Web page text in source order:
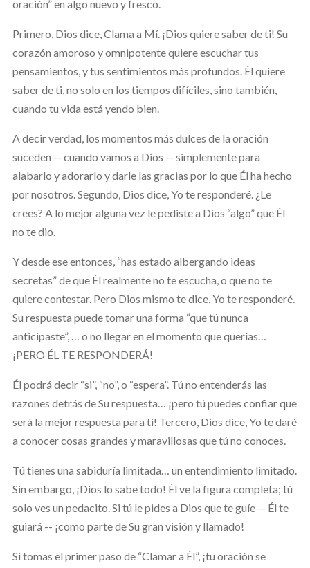
oración” en algo nuevo y fresco.
Primero, Dios dice, Clama a Mí. ¡Dios quiere saber de ti! Su
corazón amoroso y omnipotente quiere escuchar tus
pensamientos, y tus sentimientos más profundos. Él quiere
saber de ti, no solo en los tiempos difíciles, sino también,
cuando tu vida está yendo bien.
A decir verdad, los momentos más dulces de la oración
suceden -- cuando vamos a Dios -- simplemente para
alabarlo y adorarlo y darle las gracias por lo que Él ha hecho
por nosotros. Segundo, Dios dice, Yo te responderé. ¿Le
crees? A lo mejor alguna vez le pediste a Dios “algo” que Él
no te dio.
Y desde ese entonces, “has estado albergando ideas
secretas” de que Él realmente no te escucha, o que no te
quiere contestar. Pero Dios mismo te dice, Yo te responderé.
Su respuesta puede tomar una forma “que tú nunca
anticipaste”, … o no llegar en el momento que querías…
¡PERO ÉL TE RESPONDERÁ!
Él podrá decir “si”, “no”, o “espera”. Tú no entenderás las
razones detrás de Su respuesta… ¡pero tú puedes confiar que
será la mejor respuesta para ti! Tercero, Dios dice, Yo te daré
a conocer cosas grandes y maravillosas que tú no conoces.
Tú tienes una sabiduría limitada… un entendimiento limitado.
Sin embargo, ¡Dios lo sabe todo! Él ve la figura completa; tú
solo ves un pedacito. Si tú le pides a Dios que te guíe -- Él te
guiará -- ¡como parte de Su gran visión y llamado!
Si tomas el primer paso de “Clamar a Él”, ¡tu oración se